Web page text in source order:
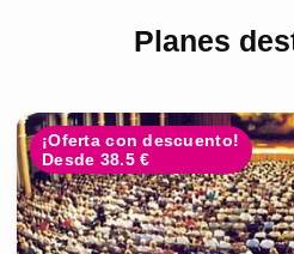
Planes
¡Oferta con descuento!
Desde 38.5 €